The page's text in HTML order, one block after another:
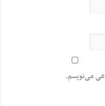
می‌نویسم.